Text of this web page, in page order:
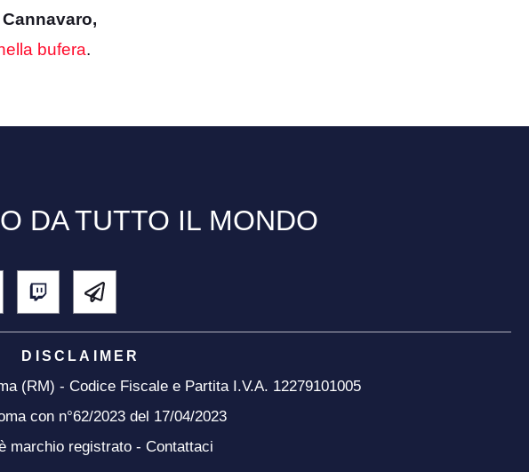
bufera.
DA TUTTO IL MONDO
DISCLAIMER
(RM) - Codice Fiscale e Partita I.V.A. 12279101005
con n°62/2023 del 17/04/2023
marchio registrato - Contattaci